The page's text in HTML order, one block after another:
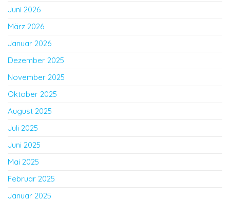
Juni 2026
März 2026
Januar 2026
Dezember 2025
November 2025
Oktober 2025
August 2025
Juli 2025
Juni 2025
Mai 2025
Februar 2025
Januar 2025